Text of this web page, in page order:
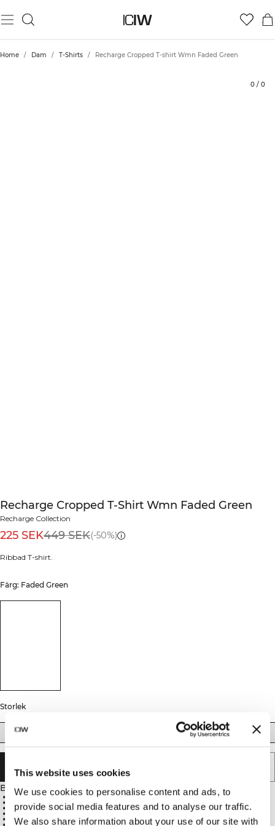
This website uses cookies
We use cookies to personalise content and ads, to
provide social media features and to analyse our traffic.
We also share information about your use of our site with
Home / Dam / T-Shirts / Recharge Cropped T-shirt Wmn Faded Green
0 / 0
Recharge Cropped T-Shirt Wmn Faded Green
Recharge Collection
225 SEK449 SEK(-50%)
Ribbad T-shirt.
Färg: Faded Green
Storlek
XS XL XXL
SLUTSÅLD - MEDDELA MIG
Beskrivning
92% Rayon, 8% Spandex
Ribbat tyg med mjuk känsla
Kantsydd urringning
ICIW broderad logga
Standard passform